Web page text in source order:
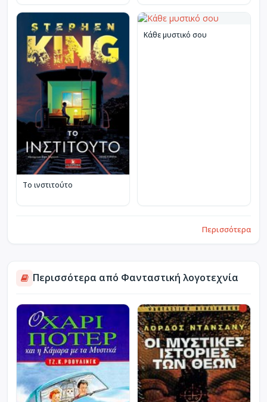
Το ινστιτούτο
Κάθε μυστικό σου
Περισσότερα
Περισσότερα από Φανταστική λογοτεχνία